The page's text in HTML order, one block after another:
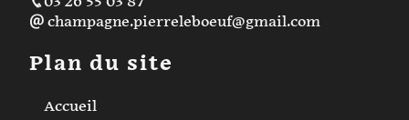
champagne.pierreleboeuf@gmail.com
Plan du site
Accueil